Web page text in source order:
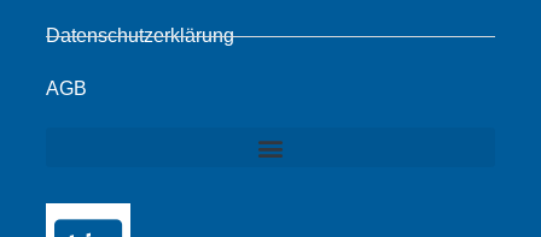
Datenschutzerklärung
AGB